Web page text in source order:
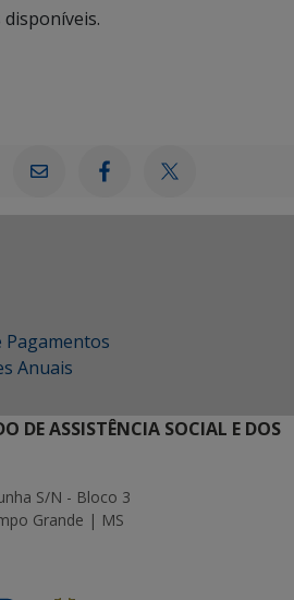
Pagamentos
Anuais
DE ASSISTÊNCIA SOCIAL E DOS
S/N - Bloco 3
Grande | MS